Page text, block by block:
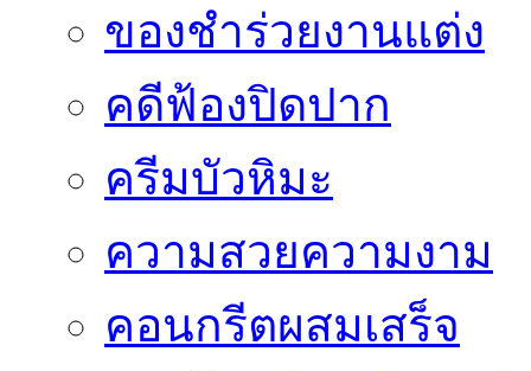
ของชำร่วยงานแต่ง
คดีฟ้องปิดปาก
ครีมบัวหิมะ
ความสวยความงาม
คอนกรีตผสมเสร็จ